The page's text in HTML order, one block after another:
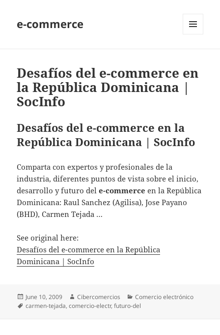
e-commerce
Desafíos del e-commerce en
la República Dominicana |
SocInfo
Desafíos del e-commerce en la
República Dominicana | SocInfo
Comparta con expertos y profesionales de la
industria, diferentes puntos de vista sobre el inicio,
desarrollo y futuro dele-commerce en la República
Dominicana: Raul Sanchez (Agilisa), Jose Payano
(BHD), Carmen Tejada …
See original here:
Desafíos del e-commerce en la República
Dominicana | SocInfo
Posted
on
June 10, 2009 Author
Cibercomercios Categories
Comercio electrónico
Tags
carmen-tejada,comercio-electr,futuro-del